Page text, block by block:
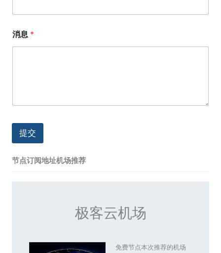
消息 *
提交
节点订阅地址机场推荐
极客云机场
免费节点本次推荐的机场